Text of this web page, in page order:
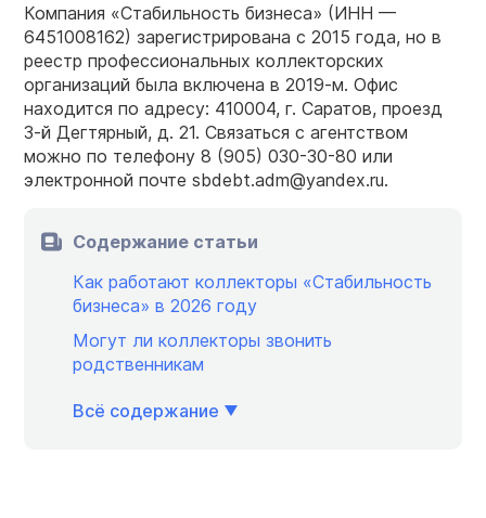
Компания «Стабильность бизнеса» (ИНН —
6451008162) зарегистрирована с 2015 года, но в
реестр профессиональных коллекторских
организаций была включена в 2019-м. Офис
находится по адресу: 410004, г. Саратов, проезд
3-й Дегтярный, д. 21. Связаться с агентством
можно по телефону 8 (905) 030-30-80 или
электронной почте sbdebt.adm@yandex.ru.
Содержание статьи
Как работают коллекторы «Стабильность
бизнеса» в 2026 году
Могут ли коллекторы звонить
родственникам
Всё содержание